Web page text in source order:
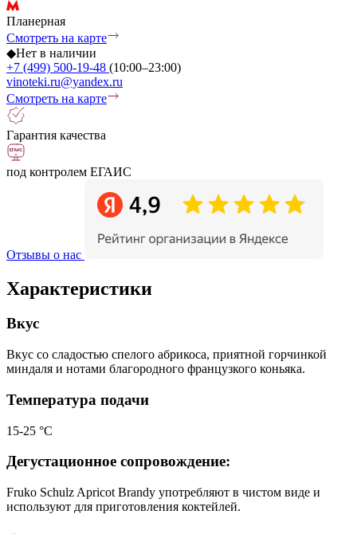
Планерная
Смотреть на карте
◆Нет в наличии
+7 (499) 500-19-48 (10:00–23:00)
vinoteki.ru@yandex.ru
Смотреть на карте
Гарантия качества
под контролем ЕГАИС
Отзывы о нас
Характеристики
Вкус
Вкус со сладостью спелого абрикоса, приятной горчинкой
миндаля и нотами благородного французкого коньяка.
Температура подачи
15-25 °С
Дегустационное сопровождение:
Fruko Schulz Apricot Brandy употребляют в чистом виде и
используют для приготовления коктейлей.